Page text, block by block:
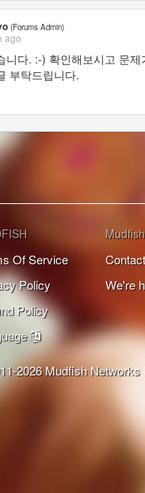
(Forums Admin)
ago
니다. :-) 확인해보시고 문제
부탁드립니다.
Of Service
Policy
Policy
We're
2026 Mudfish Networks